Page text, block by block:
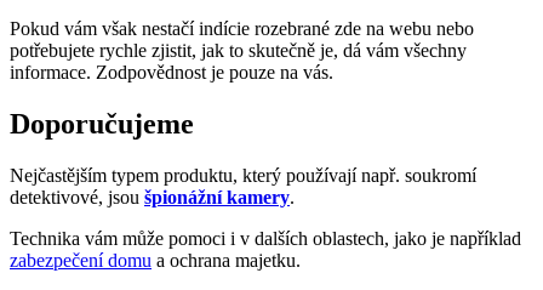
Pokud vám však nestačí indície rozebrané zde na webu nebo
potřebujete rychle zjistit, jak to skutečně je, dá vám všechny
informace. Zodpovědnost je pouze na vás.
Doporučujeme
Nejčastějším typem produktu, který používají např. soukromí
detektivové, jsou špionážní kamery.
Technika vám může pomoci i v dalších oblastech, jako je například
zabezpečení domu a ochrana majetku.